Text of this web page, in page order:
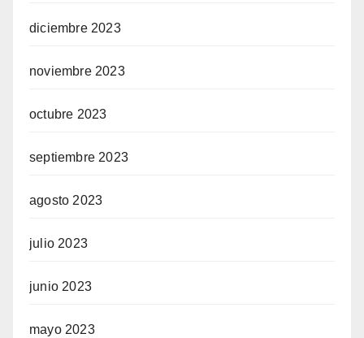
diciembre 2023
noviembre 2023
octubre 2023
septiembre 2023
agosto 2023
julio 2023
junio 2023
mayo 2023